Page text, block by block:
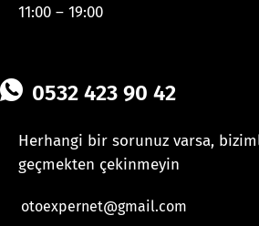
11:00 – 19:00
0532 423 90 42
Herhangi bir sorunuz varsa,
geçmekten çekinmeyin
otoexpernet@gmail.com